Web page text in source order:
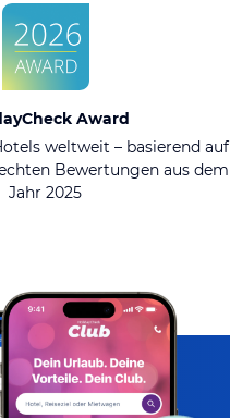
Award
weltweit – basierend auf
Bewertungen aus dem
Jahr 2025